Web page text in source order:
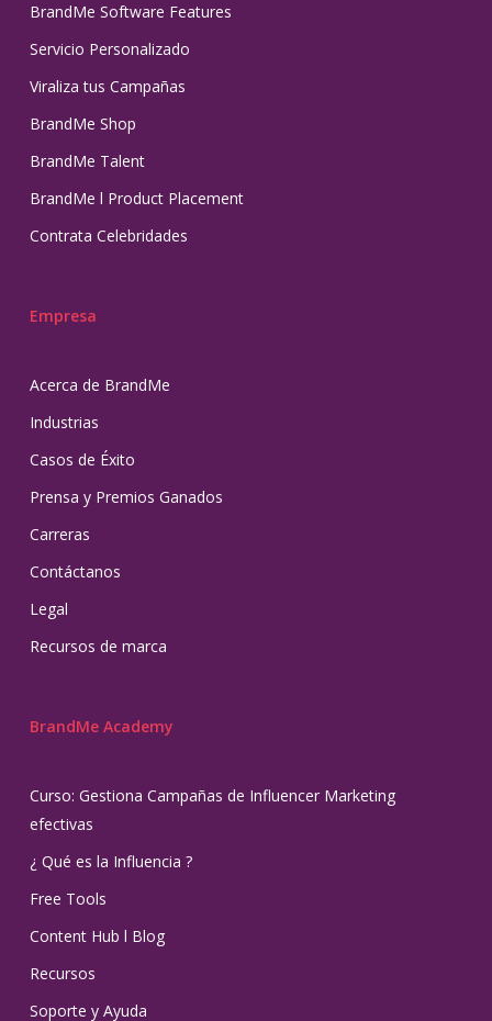
BrandMe Software Features
Servicio Personalizado
Viraliza tus Campañas
BrandMe Shop
BrandMe Talent
BrandMe l Product Placement
Contrata Celebridades
Empresa
Acerca de BrandMe
Industrias
Casos de Éxito
Prensa y Premios Ganados
Carreras
Contáctanos
Legal
Recursos de marca
BrandMe Academy
Curso: Gestiona Campañas de Influencer Marketing
efectivas
¿ Qué es la Influencia ?
Free Tools
Content Hub l Blog
Recursos
Soporte y Ayuda